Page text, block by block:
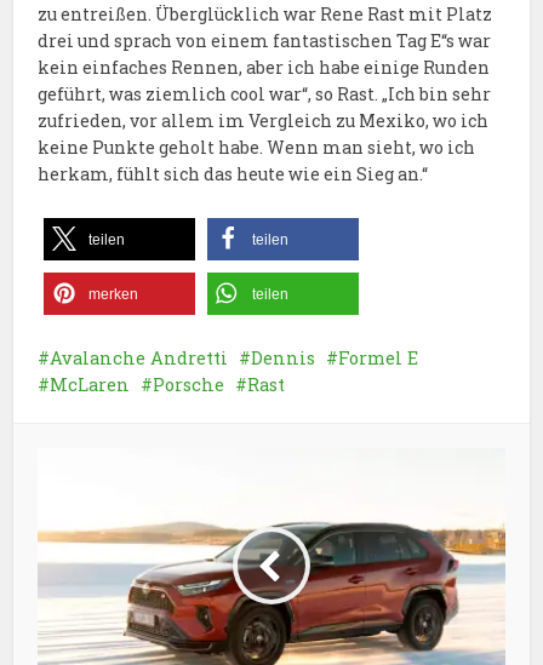
zu entreißen. Überglücklich war Rene Rast mit Platz
drei und sprach von einem fantastischen Tag E“s war
kein einfaches Rennen, aber ich habe einige Runden
geführt, was ziemlich cool war“, so Rast. „Ich bin sehr
zufrieden, vor allem im Vergleich zu Mexiko, wo ich
keine Punkte geholt habe. Wenn man sieht, wo ich
herkam, fühlt sich das heute wie ein Sieg an.“
teilen teilen
merken teilen
Avalanche Andretti Dennis
Formel E
McLaren
Porsche Rast